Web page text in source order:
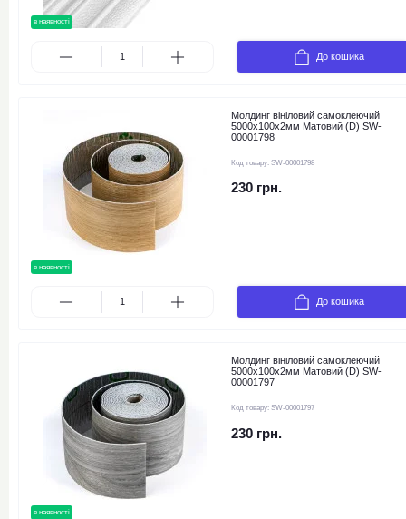
в наявності
До кошика
в наявності
Молдинг вініловий самоклеючий
5000х100х2мм Матовий (D) SW-
00001798
Код товару: SW-00001798
230 грн.
До кошика
в наявності
Молдинг вініловий самоклеючий
5000х100х2мм Матовий (D) SW-
00001797
Код товару: SW-00001797
230 грн.